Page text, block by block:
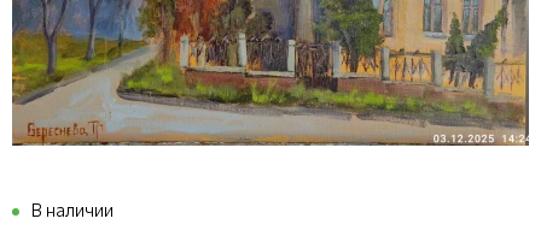
В наличии